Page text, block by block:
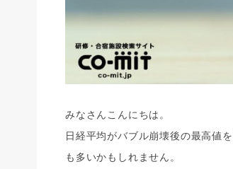
みなさんこんにちは。
日経平均がバブル崩壊後の最高値
も多いかもしれません。